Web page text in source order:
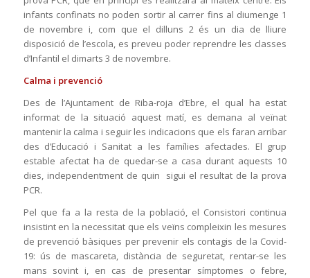
infants confinats no poden sortir al carrer fins al diumenge 1
de novembre i, com que el dilluns 2 és un dia de lliure
disposició de l’escola, es preveu poder reprendre les classes
d’Infantil el dimarts 3 de novembre.
Calma i prevenció
Des de l’Ajuntament de Riba-roja d’Ebre, el qual ha estat
informat de la situació aquest matí, es demana al veïnat
mantenir la calma i seguir les indicacions que els faran arribar
des d’Educació i Sanitat a les famílies afectades. El grup
estable afectat ha de quedar-se a casa durant aquests 10
dies, independentment de quin sigui el resultat de la prova
PCR.
Pel que fa a la resta de la població, el Consistori continua
insistint en la necessitat que els veïns compleixin les mesures
de prevenció bàsiques per prevenir els contagis de la Covid-
19: ús de mascareta, distància de seguretat, rentar-se les
mans sovint i, en cas de presentar símptomes o febre,